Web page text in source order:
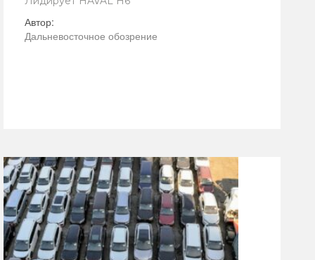
Автор:
Дальневосточное обозрение